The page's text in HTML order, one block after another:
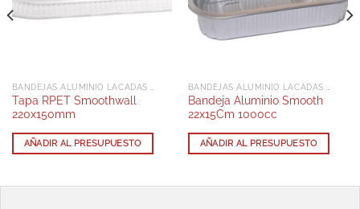
Tapa RPET Smoothwall
220x150mm
AÑADIR AL PRESUPUESTO
Bandeja Aluminio Smooth
22x15Cm 1000cc
AÑADIR AL PRESUPUESTO